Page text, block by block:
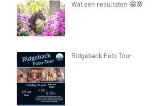
Wat een resultaten 🤩🌸
Ridgeback Foto Tour